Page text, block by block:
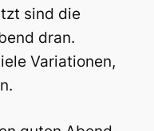
sind die
dran.
Variationen,